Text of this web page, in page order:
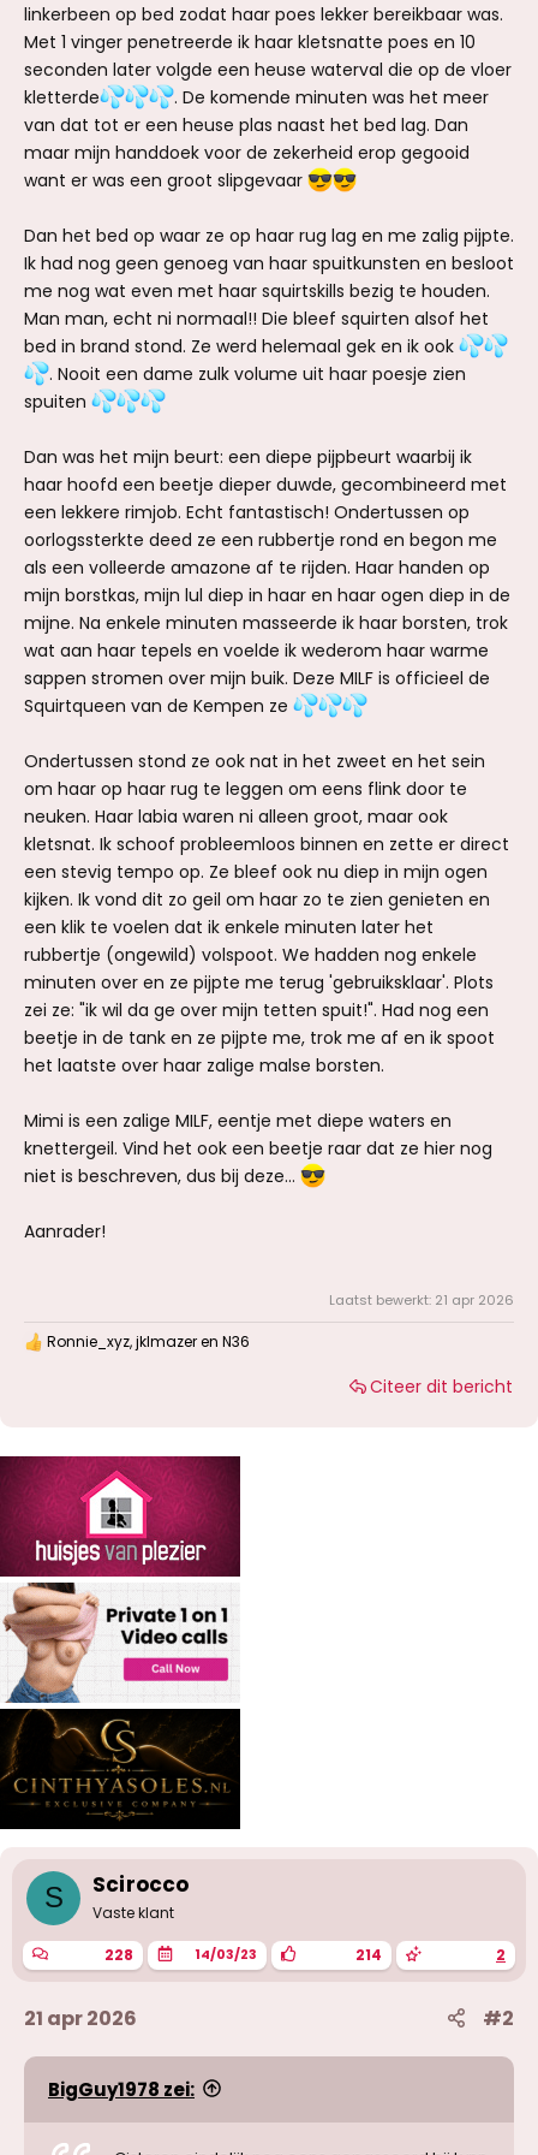
linkerbeen op bed zodat haar poes lekker bereikbaar was.
Met 1 vinger penetreerde ik haar kletsnatte poes en 10
seconden later volgde een heuse waterval die op de vloer
kletterde
. De komende minuten was het meer
van dat tot er een heuse plas naast het bed lag. Dan
maar mijn handdoek voor de zekerheid erop gegooid
want er was een groot slipgevaar
Dan het bed op waar ze op haar rug lag en me zalig pijpte.
Ik had nog geen genoeg van haar spuitkunsten en besloot
me nog wat even met haar squirtskills bezig te houden.
Man man, echt ni normaal!! Die bleef squirten alsof het
bed in brand stond. Ze werd helemaal gek en ik ook
. Nooit een dame zulk volume uit haar poesje zien
spuiten
Dan was het mijn beurt: een diepe pijpbeurt waarbij ik
haar hoofd een beetje dieper duwde, gecombineerd met
een lekkere rimjob. Echt fantastisch! Ondertussen op
oorlogssterkte deed ze een rubbertje rond en begon me
als een volleerde amazone af te rijden. Haar handen op
mijn borstkas, mijn lul diep in haar en haar ogen diep in de
mijne. Na enkele minuten masseerde ik haar borsten, trok
wat aan haar tepels en voelde ik wederom haar warme
sappen stromen over mijn buik. Deze MILF is officieel de
Squirtqueen van de Kempen ze
Ondertussen stond ze ook nat in het zweet en het sein
om haar op haar rug te leggen om eens flink door te
neuken. Haar labia waren ni alleen groot, maar ook
kletsnat. Ik schoof probleemloos binnen en zette er direct
een stevig tempo op. Ze bleef ook nu diep in mijn ogen
kijken. Ik vond dit zo geil om haar zo te zien genieten en
een klik te voelen dat ik enkele minuten later het
rubbertje (ongewild) volspoot. We hadden nog enkele
minuten over en ze pijpte me terug 'gebruiksklaar'. Plots
zei ze: "ik wil da ge over mijn tetten spuit!". Had nog een
beetje in de tank en ze pijpte me, trok me af en ik spoot
het laatste over haar zalige malse borsten.
Mimi is een zalige MILF, eentje met diepe waters en
knettergeil. Vind het ook een beetje raar dat ze hier nog
niet is beschreven, dus bij deze…
Aanrader!
Laatst bewerkt: 21 apr 2026
W
e
:
Ronnie_xyz,jklmazeren N36
Citeer dit bericht
S Scirocco
Vaste klant
228 14/03/23 214 2
21 apr 2026 #2
BigGuy1978 zei: